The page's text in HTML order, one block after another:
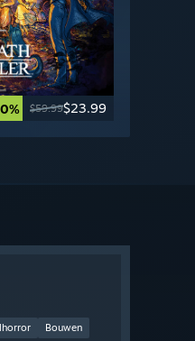
$59.99$23.99
Bouwen